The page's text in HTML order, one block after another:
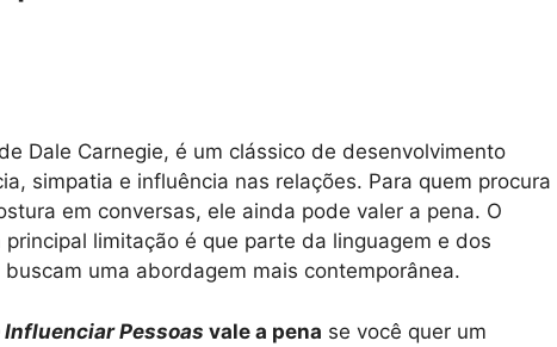
Dale Carnegie, é um clássico de desenvolvimento
simpatia e influência nas relações. Para quem procura
em conversas, ele ainda pode valer a pena. O
limitação é que parte da linguagem e dos
uma abordagem mais contemporânea.
Influenciar Pessoas vale a pena se você quer um